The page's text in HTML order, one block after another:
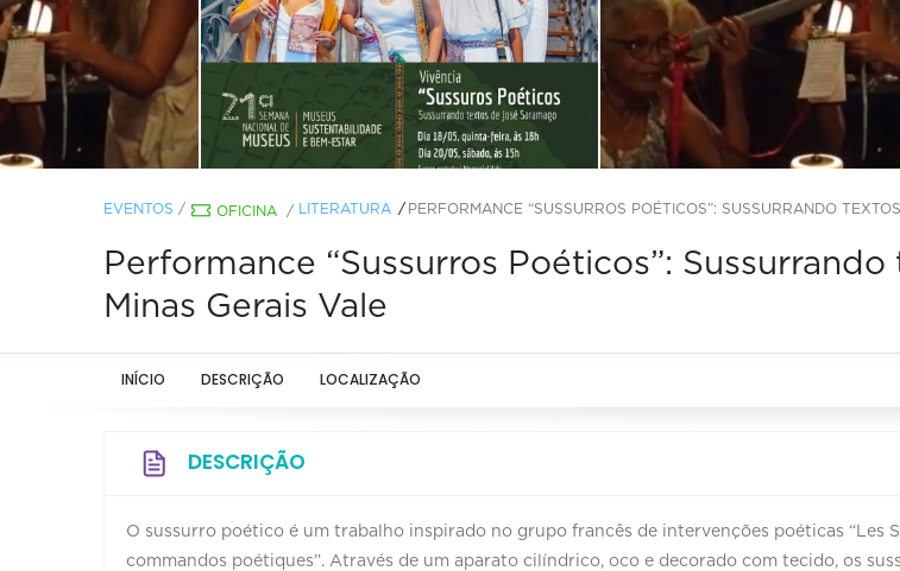
EVENTOS / OFICINA / LITERATURA PERFORMANCE “SUSSURROS POÉTICOS”: SUSSURRANDO
Performance “Sussurros Poéticos”:
Minas Gerais Vale
INÍCIO DESCRIÇÃO LOCALIZAÇÃO
DESCRIÇÃO
O sussurro poético é um trabalho inspirado no grupo francês de intervenções poéticas “Les
commandos poétiques”. Através de um aparato cilíndrico, oco e decorado com tecido, os